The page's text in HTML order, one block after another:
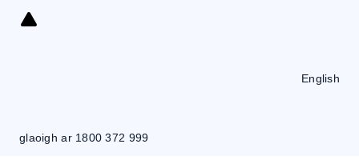
Skip
glaoigh ar 1800 372 999
English